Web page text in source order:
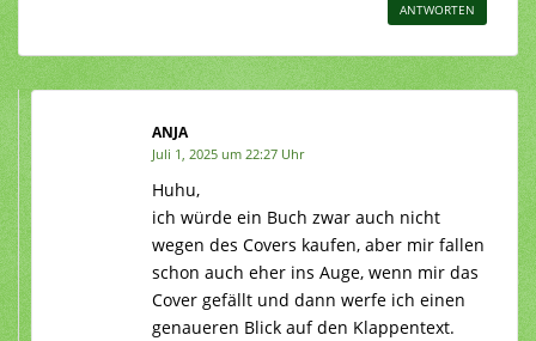
ANTWORTEN
ANJA
Juli 1, 2025 um 22:27 Uhr
Huhu,
ich würde ein Buch zwar auch nicht
wegen des Covers kaufen, aber mir fallen
schon auch eher ins Auge, wenn mir das
Cover gefällt und dann werfe ich einen
genaueren Blick auf den Klappentext.